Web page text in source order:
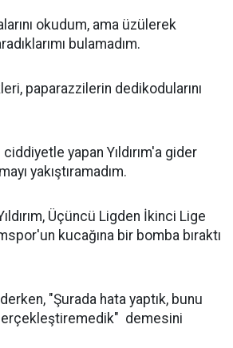
okudum, ama üzülerek
bulamadım.
paparazzilerin dedikodularını
yapan Yıldırım'a gider
yakıştıramadım.
Üçüncü Ligden İkinci Lige
kucağına bir bomba bıraktı
"Şurada hata yaptık, bunu
demesini